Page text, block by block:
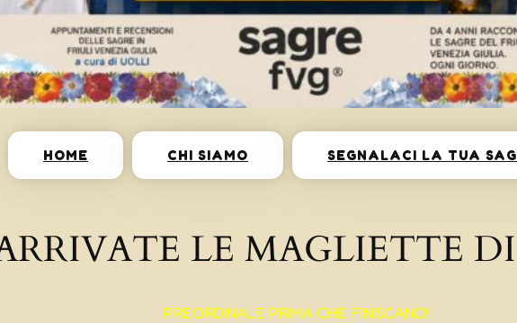
HOME CHI SIAMO SEGNALACI LA TUA
LE MAGLIETTE
PREORDINALE PRIMA CHE FINISCANO!